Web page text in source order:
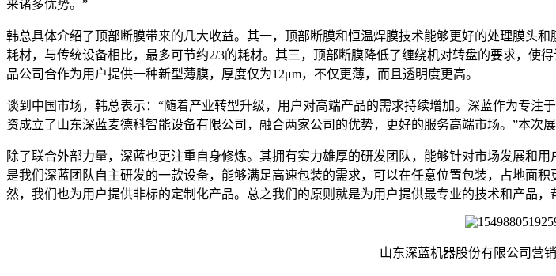
来诸多优势。”
韩总具体介绍了顶部断膜带来的几大收益。其一，顶部断膜和恒温焊膜技术能够更好的处理膜头
耗材，与传统设备相比，最多可节约2/3的耗材。其三，顶部断膜降低了缠绕机对转盘的要求，使
品公司合作为用户提供一种新型薄膜，厚度仅为12μm，不仅更薄，而且透明度更高。
谈到中国市场，韩总表示：“随着产业转型升级，用户对高端产品的需求持续增加。深蓝作为专
资成立了山东深蓝麦德科智能设备有限公司，融合两家公司的优势，更好的服务高端市场。”本次
除了联合外部力量，深蓝也更注重自身修炼。其拥有实力雄厚的研发团队，能够针对市场发展
是我们深蓝团队自主研发的一款设备，能够满足高速包装的需求，可以在任意位置包装，占地面
然，我们也为用户提供非标的定制化产品。总之我们的原则就是为用户提供最专业的技术和产品，
山东深蓝机器股份有限公司营